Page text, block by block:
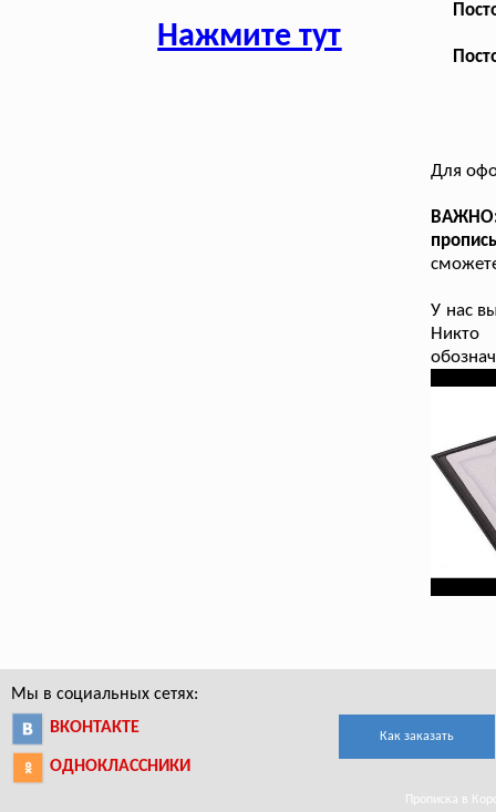
Нажмите тут
Для
У нас
Никто
Мы в социальных сетях:
ВКОНТАКТЕ
ОДНОКЛАССНИКИ
Как заказать
Прописка в